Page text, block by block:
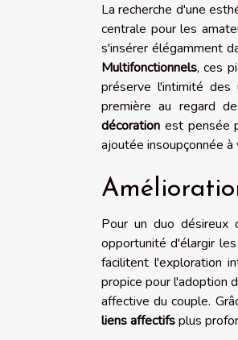
La recherche d'une
centrale pour les
s'insérer élégamment
Multifonctionnels, ces
préserve l'intimité des
première au regard
décoration est pensée
ajoutée insoupçonnée
Pour un duo désireux
opportunité d'élargir
facilitent l'exploration
propice pour l'adoption
affective du couple.
liens affectifsplus